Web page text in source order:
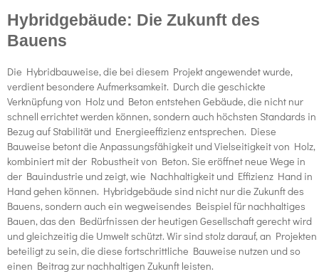
Hybridgebäude: Die Zukunft des
Bauens
Die Hybridbauweise, die bei diesem Projekt angewendet wurde,
verdient besondere Aufmerksamkeit. Durch die geschickte
Verknüpfung von Holz und Beton entstehen Gebäude, die nicht nur
schnell errichtet werden können, sondern auch höchsten Standards in
Bezug auf Stabilität und Energieeffizienz entsprechen. Diese
Bauweise betont die Anpassungsfähigkeit und Vielseitigkeit von Holz,
kombiniert mit der Robustheit von Beton. Sie eröffnet neue Wege in
der Bauindustrie und zeigt, wie Nachhaltigkeit und Effizienz Hand in
Hand gehen können. Hybridgebäude sind nicht nur die Zukunft des
Bauens, sondern auch ein wegweisendes Beispiel für nachhaltiges
Bauen, das den Bedürfnissen der heutigen Gesellschaft gerecht wird
und gleichzeitig die Umwelt schützt. Wir sind stolz darauf, an Projekten
beteiligt zu sein, die diese fortschrittliche Bauweise nutzen und so
einen Beitrag zur nachhaltigen Zukunft leisten.